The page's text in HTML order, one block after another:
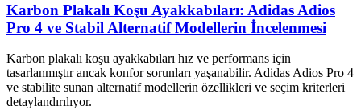
Karbon Plakalı Koşu Ayakkabıları: Adidas Adios
Pro 4 ve Stabil Alternatif Modellerin İncelenmesi
Karbon plakalı koşu ayakkabıları hız ve performans için
tasarlanmıştır ancak konfor sorunları yaşanabilir. Adidas Adios Pro 4
ve stabilite sunan alternatif modellerin özellikleri ve seçim kriterleri
detaylandırılıyor.